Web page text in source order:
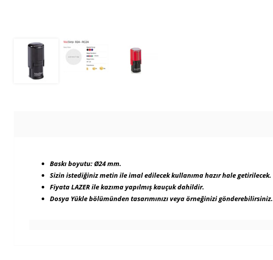
Baskı boyutu: Ø24 mm.
Sizin istediğiniz metin ile imal edilecek kullanıma hazır hale getirilecek.
Fiyata LAZER ile kazıma yapılmış kauçuk dahildir.
Dosya Yükle bölümünden tasarımınızı veya örneğinizi gönderebilirsiniz.